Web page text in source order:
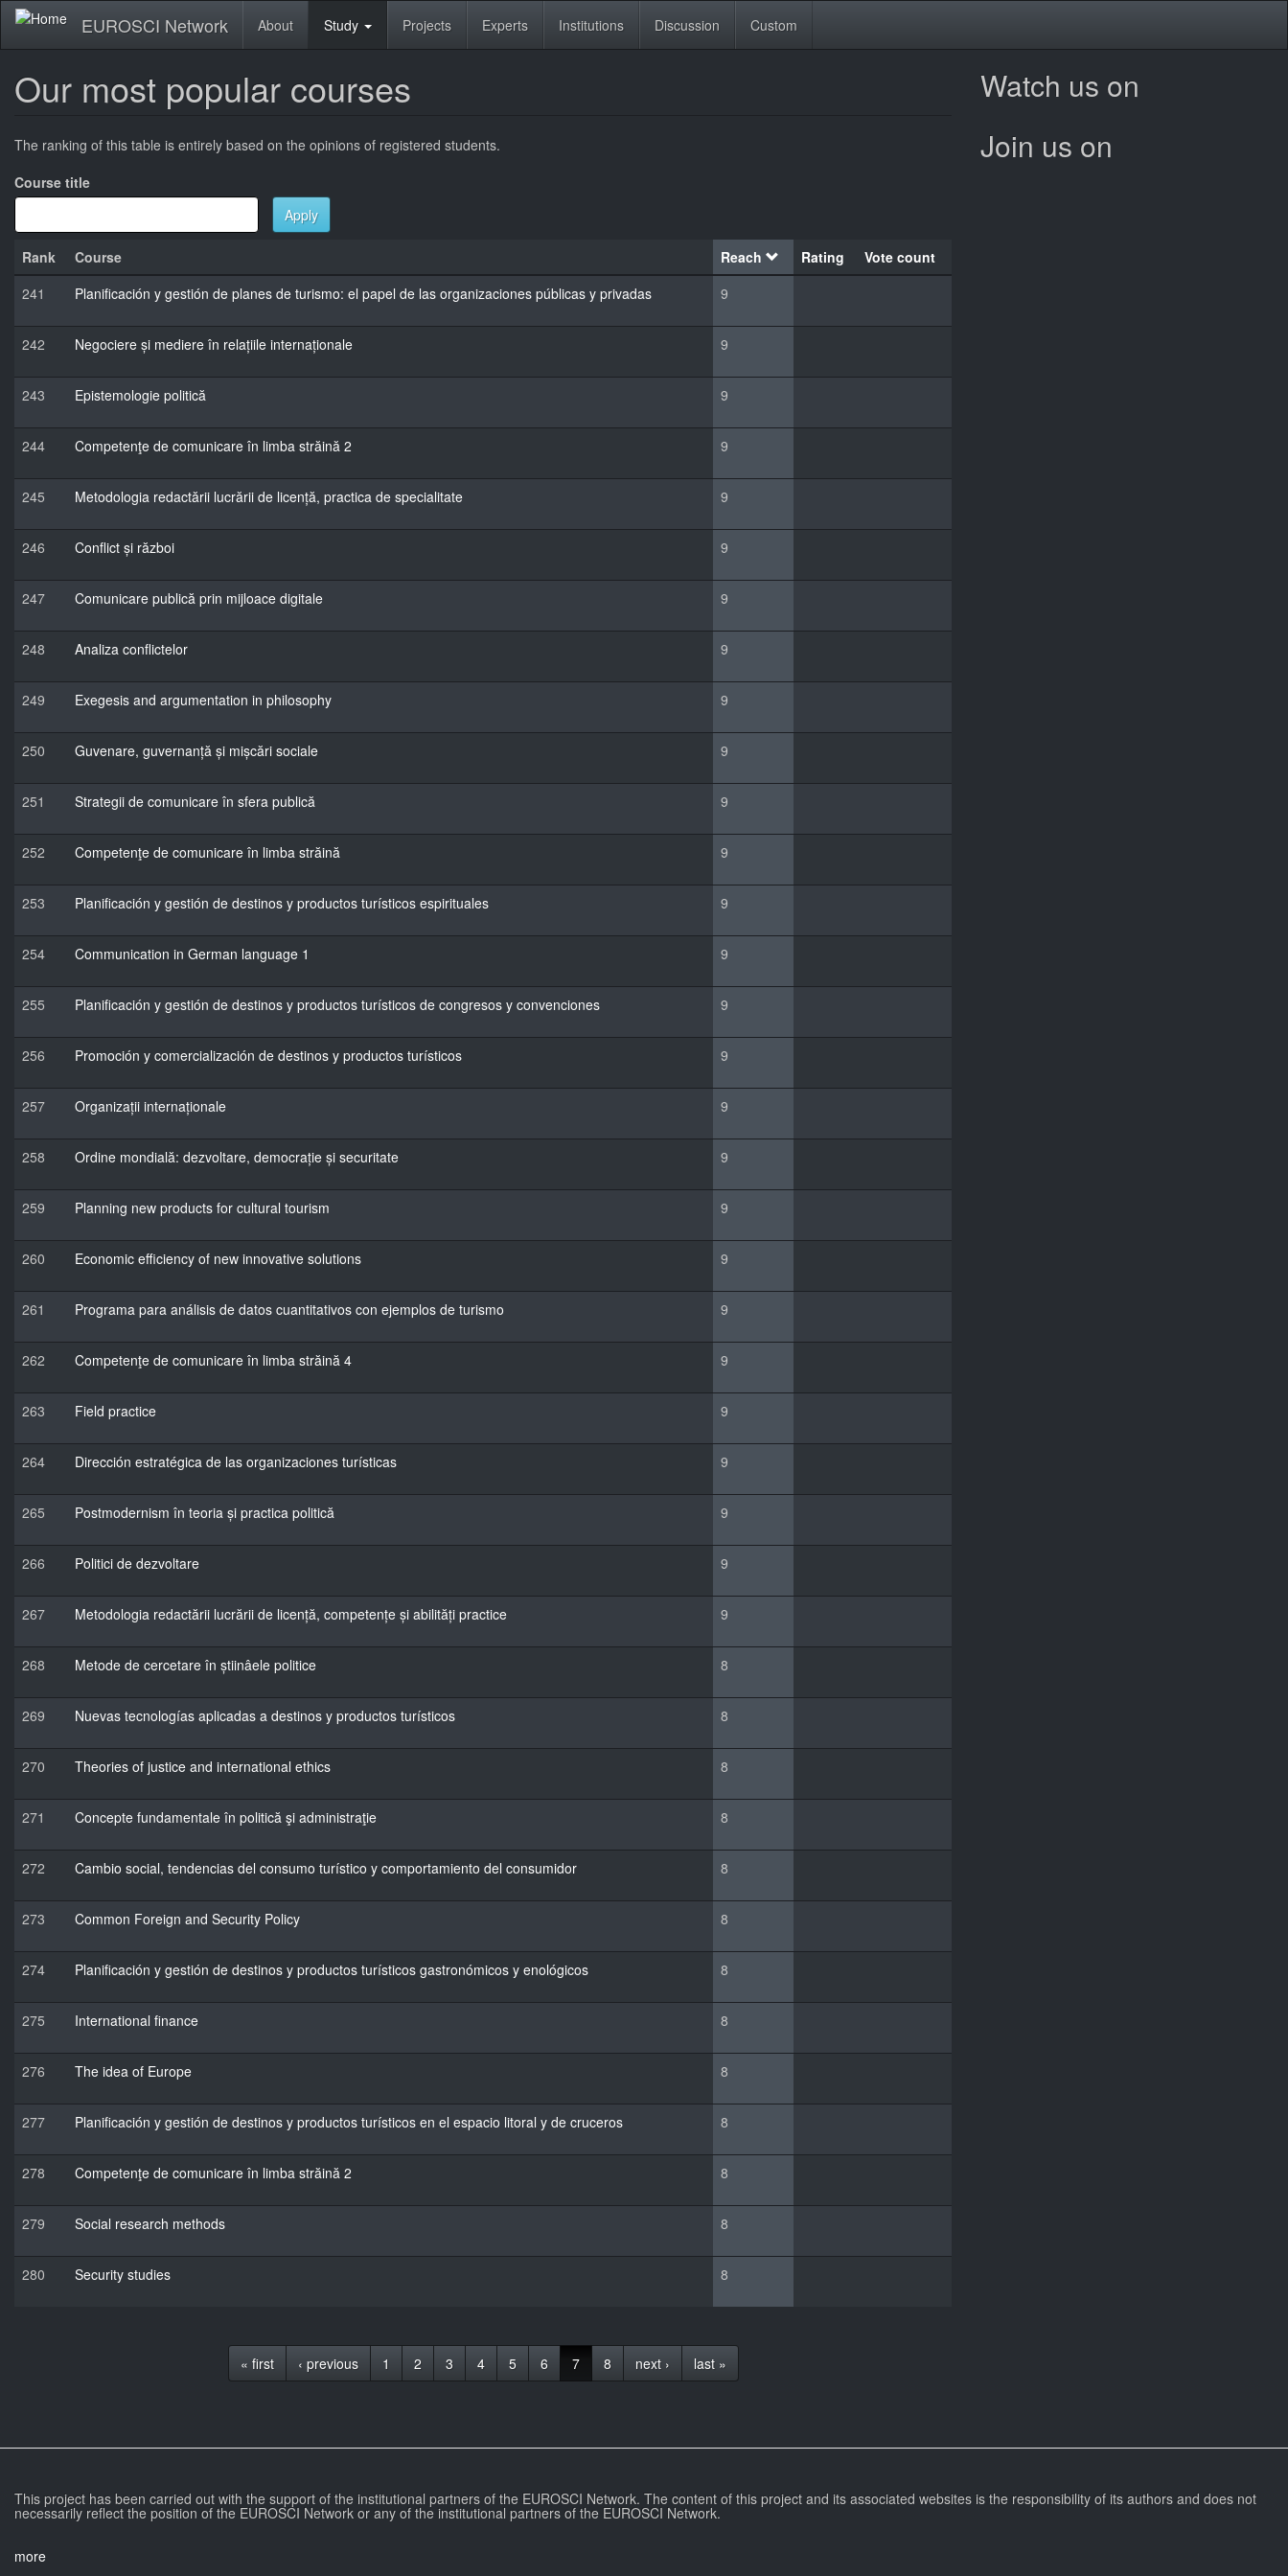
Skip
main
EUROSCI Network About Study Projects Experts Institutions Discussion Custom
Our most popular courses
The ranking of this table is entirely based on the opinions of registered students.
Course title
Apply
Rank Course Reach Rating
Vote count
241
Planificación y gestión de planes de turismo: el papel de las organizaciones públicas y privadas 9
242 Negociere și mediere în relațiile internaționale 9
243 Epistemologie politică 9
244 Competenţe de comunicare în limba străină 2 9
245 Metodologia redactării lucrării de licență, practica de specialitate 9
246 Conflict și război 9
247 Comunicare publică prin mijloace digitale 9
248 Analiza conflictelor 9
249 Exegesis and argumentation in philosophy 9
250 Guvenare, guvernanță și mișcări sociale 9
251 Strategii de comunicare în sfera publică 9
252 Competenţe de comunicare în limba străină 9
253 Planificación y gestión de destinos y productos turísticos espirituales 9
254 Communication in German language 1 9
255 Planificación y gestión de destinos y productos turísticos de congresos y convenciones 9
256 Promoción y comercialización de destinos y productos turísticos 9
257 Organizații internaționale 9
258 Ordine mondială: dezvoltare, democrație și securitate 9
259 Planning new products for cultural tourism 9
260 Economic efficiency of new innovative solutions 9
261 Programa para análisis de datos cuantitativos con ejemplos de turismo 9
262 Competenţe de comunicare în limba străină 4 9
263 Field practice 9
264 Dirección estratégica de las organizaciones turísticas 9
265 Postmodernism în teoria și practica politică 9
266 Politici de dezvoltare 9
267 Metodologia redactării lucrării de licență, competențe și abilități practice 9
268 Metode de cercetare în știinâele politice 8
269 Nuevas tecnologías aplicadas a destinos y productos turísticos 8
270 Theories of justice and international ethics 8
271 Concepte fundamentale în politică şi administraţie 8
272 Cambio social, tendencias del consumo turístico y comportamiento del consumidor 8
273 Common Foreign and Security Policy 8
274 Planificación y gestión de destinos y productos turísticos gastronómicos y enológicos 8
275 International finance 8
276 The idea of Europe 8
277 Planificación y gestión de destinos y productos turísticos en el espacio litoral y de cruceros 8
278 Competenţe de comunicare în limba străină 2 8
279 Social research methods 8
280 Security studies 8
« first ‹ previous 1 2 3 4 5 6 7 8 next › last »
Watch us on
Join us on
This project has been carried out with the support of the institutional partners of the EUROSCI Network. The content of this project and its associated websites is the responsibility of its authors and does not
necessarily reflect the position of the EUROSCI Network or any of the institutional partners of the EUROSCI Network.
more